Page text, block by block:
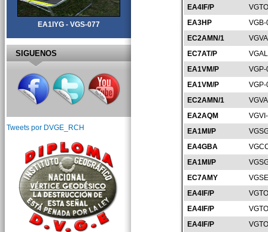
EA4IF/P
EA3HP
EC2AMN/1
EC7AT/P
EA1VM/P
EA1VM/P
EC2AMN/1
EA2AQM
EA1MI/P
EA4GBA
EA1MI/P
EC7AMY
EA4IF/P
EA4IF/P
EA4IF/P
EA1IYG - VGS-077
SIGUENOS
Tweets por DVGE_RCH